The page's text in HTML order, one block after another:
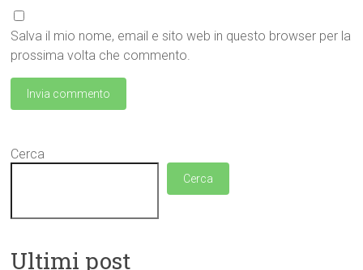
Salva il mio nome, email e sito web in questo browser per la
prossima volta che commento.
Cerca
Cerca
Ultimi post